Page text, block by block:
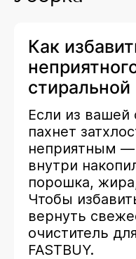
Как
Если из
пахнет
неприятным —
внутри
порошка,
Чтобы
вернуть
очиститель
FASTBUY.